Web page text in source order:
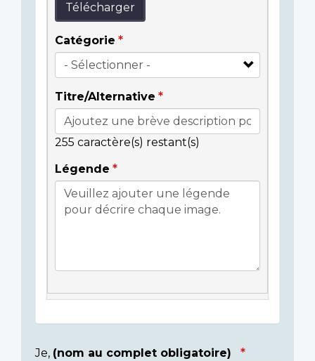
Télécharger
Catégorie
Titre/Alternative
255 caractère(s) restant(s)
Légende
Je, (nom au complet obligatoire)